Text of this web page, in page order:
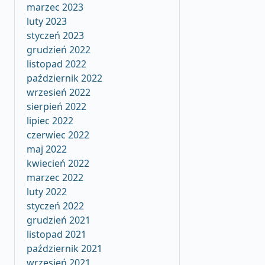
marzec 2023
luty 2023
styczeń 2023
grudzień 2022
listopad 2022
październik 2022
wrzesień 2022
sierpień 2022
lipiec 2022
czerwiec 2022
maj 2022
kwiecień 2022
marzec 2022
luty 2022
styczeń 2022
grudzień 2021
listopad 2021
październik 2021